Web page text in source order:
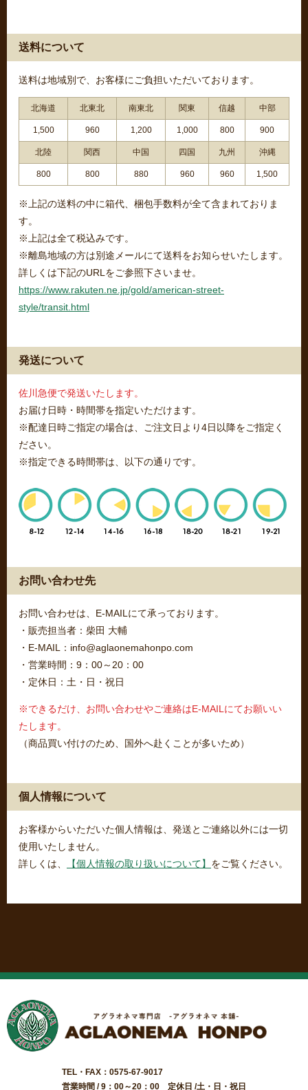
送料について
送料は地域別で、お客様にご負担いただいております。
北海道 北東北 南東北 関東 信越 中部
1,500 960 1,200 1,000 800 900
北陸 関西 中国 四国 九州 沖縄
800 800 880 960 960 1,500
※上記の送料の中に箱代、梱包手数料が全て含まれておりま
す。
※上記は全て税込みです。
※離島地域の方は別途メールにて送料をお知らせいたします。
詳しくは下記のURLをご参照下さいませ。
https://www.rakuten.ne.jp/gold/american-street-
style/transit.html
発送について
佐川急便で発送いたします。
お届け日時・時間帯を指定いただけます。
※配達日時ご指定の場合は、ご注文日より4日以降をご指定く
ださい。
※指定できる時間帯は、以下の通りです。
お問い合わせ先
お問い合わせは、E-MAILにて承っております。
・販売担当者：柴田 大輔
・E-MAIL：info@aglaonemahonpo.com
・営業時間：9：00～20：00
・定休日：土・日・祝日
※できるだけ、お問い合わせやご連絡はE-MAILにてお願いい
たします。
（商品買い付けのため、国外へ赴くことが多いため）
個人情報について
お客様からいただいた個人情報は、発送とご連絡以外には一切
使用いたしません。
詳しくは、
【個人情報の取り扱いについて】 をご覧ください。
TEL・FAX：0575-67-9017
営業時間 / 9：00～20：00 定休日 /土・日・祝日